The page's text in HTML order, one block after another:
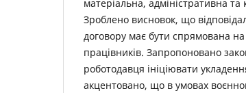
матеріальна, адміністративна та
Зроблено висновок, що
договору має бути спрямована
працівників. Запропоновано
роботодавця ініціювати
акцентовано, що в умовах